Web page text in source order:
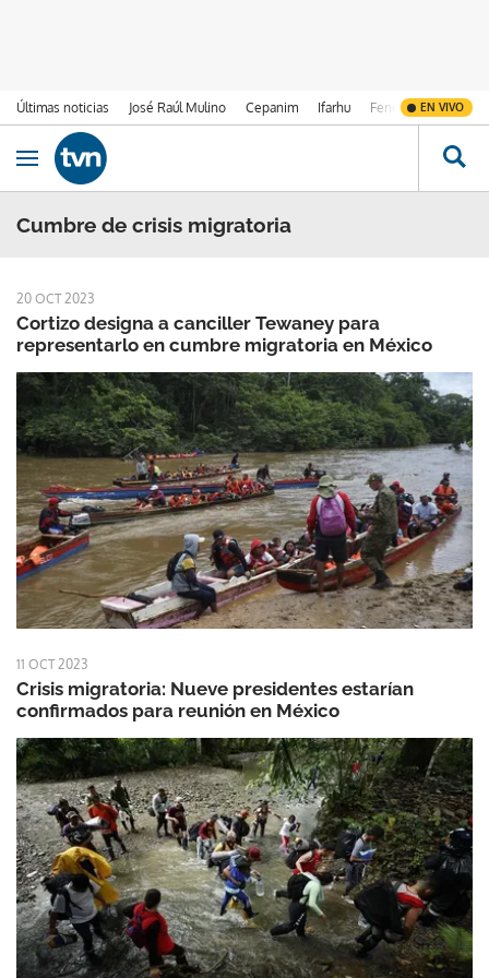
Últimas noticias José Raúl Mulino Cepanim Ifarhu Fenómeno de El
EN VIVO
Ir al contenido
Obrir navegació
Cumbre de crisis migratoria
20 OCT 2023
Cortizo designa a canciller Tewaney para
representarlo en cumbre migratoria en México
11 OCT 2023
Crisis migratoria: Nueve presidentes estarían
confirmados para reunión en México